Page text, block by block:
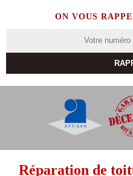
ON VOUS
Réparation de